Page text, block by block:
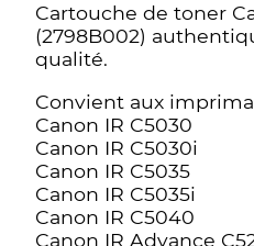
Cartouche de toner
(2798B002)
qualité.
Convient aux
Canon IR C5030
Canon IR C5030i
Canon IR C5035
Canon IR C5035i
Canon IR C5040
Canon IR Advance